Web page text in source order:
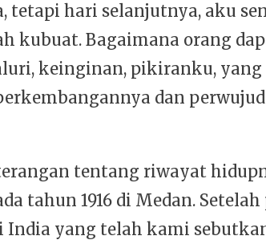
tetapi hari selanjutnya, aku
kubuat. Bagaimana orang
keinginan, pikiranku,
dan
tentang riwayat
tahun 1916 di Medan.
India yang telah kami